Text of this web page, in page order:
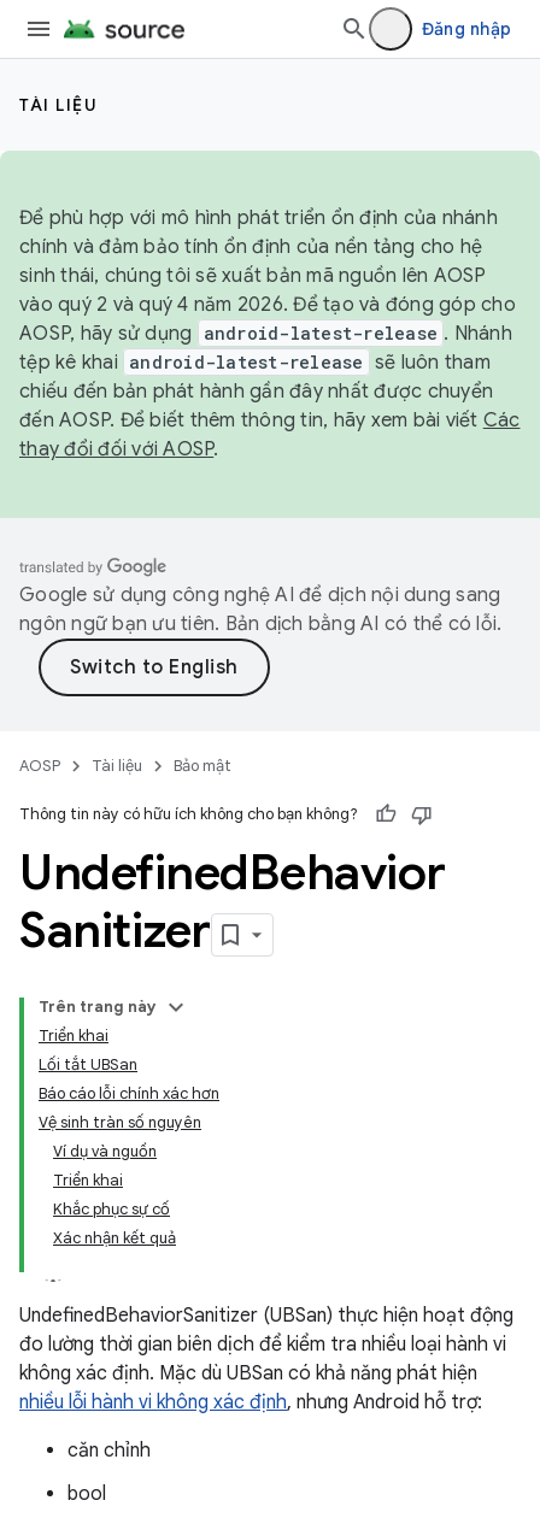
Đăng nhập
TÀI LIỆU
Để phù hợp với mô hình phát triển ổn định của nhánh
chính và đảm bảo tính ổn định của nền tảng cho hệ
sinh thái, chúng tôi sẽ xuất bản mã nguồn lên AOSP
vào quý 2 và quý 4 năm 2026. Để tạo và đóng góp cho
AOSP, hãy sử dụng
android-latest-release . Nhánh
tệp kê khai android-latest-release sẽ luôn tham
chiếu đến bản phát hành gần đây nhất được chuyển
đến AOSP. Để biết thêm thông tin, hãy xem bài viết Các
thay đổi đối với AOSP.
Google sử dụng công nghệ AI để dịch nội dung sang
ngôn ngữ bạn ưu tiên. Bản dịch bằng AI có thể có lỗi.
AOSP Tài liệu Bảo mật
Thông tin này có hữu ích không cho bạn không?
UndefinedBehavior
Sanitizer
Trên trang này
Triển khai
Lối tắt UBSan
Báo cáo lỗi chính xác hơn
Vệ sinh tràn số nguyên
Ví dụ và nguồn
Triển khai
Khắc phục sự cố
Xác nhận kết quả
UndefinedBehaviorSanitizer (UBSan) thực hiện hoạt động
đo lường thời gian biên dịch để kiểm tra nhiều loại hành vi
không xác định. Mặc dù UBSan có khả năng phát hiện
nhiều lỗi hành vi không xác định, nhưng Android hỗ trợ:
căn chỉnh
bool